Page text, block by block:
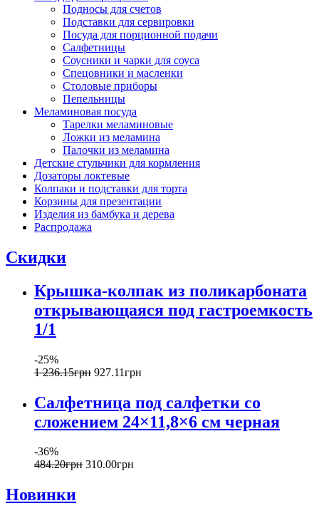
Подносы для счетов
Подставки для сервировки
Посуда для порционной подачи
Салфетницы
Соусники и чарки для соуса
Спецовники и масленки
Столовые приборы
Пепельницы
Меламиновая посуда
Тарелки меламиновые
Ложки из меламина
Палочки из меламина
Детские стульчики для кормления
Дозаторы локтевые
Колпаки и подставки для торта
Корзины для презентации
Изделия из бамбука и дерева
Распродажа
Скидки
Крышка-колпак из поликарбоната
открывающаяся под гастроемкость
1/1
-25%
1 236.15грн 927.11грн
Салфетница под салфетки со
сложением 24×11,8×6 см черная
-36%
484.20грн 310.00грн
Новинки